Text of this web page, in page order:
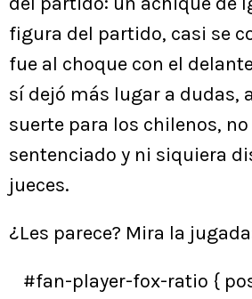
figura del partido, casi se
fue al choque con el
sí dejó más lugar a dudas,
suerte para los chilenos,
sentenciado y ni siquiera
jueces.
¿Les parece? Mira la
#fan-player-fox-ratio {